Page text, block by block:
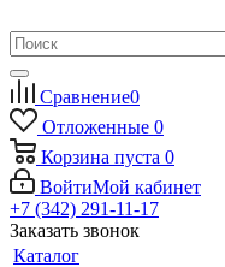
Сравнение0
Отложенные 0
Корзина пуста 0
ВойтиМой кабинет
+7 (342) 291-11-17
Заказать звонок
Каталог